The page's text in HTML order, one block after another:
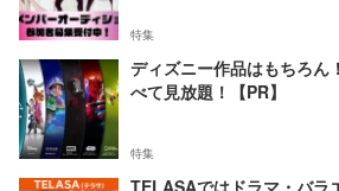
特集
ディズニー作品はもちろん
べて見放題！【PR】
特集
TELASAではドラマ・バラ